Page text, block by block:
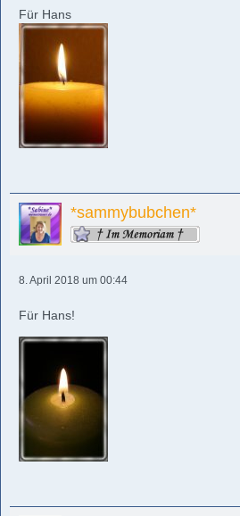
Für Hans
*sammybubchen*
8. April 2018 um 00:44
Für Hans!